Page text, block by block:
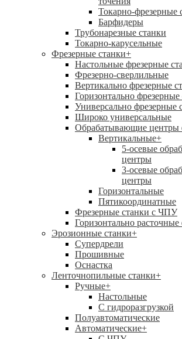
Токарно-
Барфидеры
Трубонарезные станки
Токарно-карусельные
Фрезерные станки+
Настольные фрезерные
Фрезерно-сверлильные
Вертикально фрезерные
Горизонтально фрезерные
Универсально фрезерные
Широко универсальные
Обрабатывающие
Вертикальные+
5-осевые
центры
3-осевые
центры
Горизонтальные
Пятикоординатные
Фрезерные станки с ЧПУ
Горизонтально расточные
Эрозионные станки+
Супердрели
Прошивные
Оснастка
Ленточнопильные станки+
Ручные+
Настольные
С гидроразгрузкой
Полуавтоматические
Автоматические+